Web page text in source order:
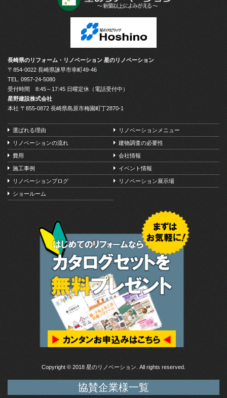
長崎県のリフォーム・リノベーション 星のリノベーション
〒854-0022 長崎県諫早市幸町49-46
TEL. 0957-24-5080
受付時間 8:45～17:45 日曜定休（電話受付中）
星野建設株式会社
本社 〒855-0872 長崎県島原市梅園町丁2870-1
選ばれる理由 リノベーションメニュー
リノベーションの流れ 建物調査の必要性
費用 会社情報
施工事例 イベント情報
リノベーションブログ リノベーション展示場
ショールーム
Copyright © 2018 星のリノベーション. All rights reserved.
協賛企業様一覧